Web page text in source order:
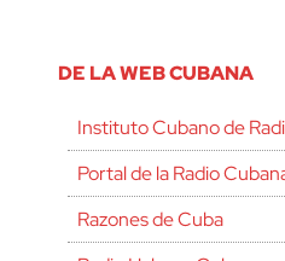
DE LA WEB CUBANA
Instituto Cubano de
Portal de la Radio
Razones de Cuba